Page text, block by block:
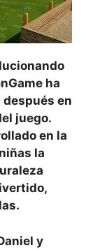
ha
en
juego.
en la
la
y